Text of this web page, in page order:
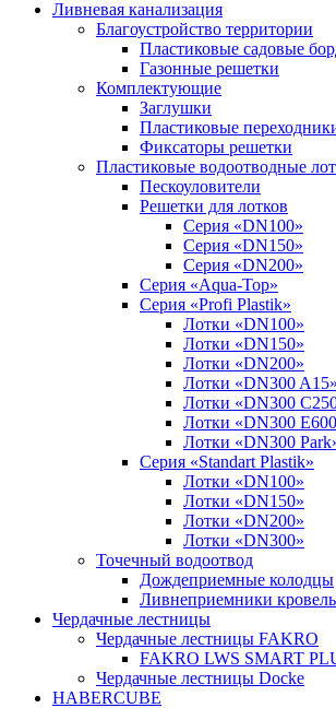
Ливневая канализация
Благоустройство территории
Пластиковые садовые
Газонные решетки
Комплектующие
Заглушки
Пластиковые
Фиксаторы решетки
Пластиковые водоотводные
Пескоуловители
Решетки для лотков
Серия «DN100»
Серия «DN150»
Серия «DN200»
Серия «Aqua-Top»
Серия «Profi Plastik»
Лотки «DN100»
Лотки «DN150»
Лотки «DN200»
Лотки «DN300 A15»
Лотки «DN300
Лотки «DN300
Лотки «DN300
Серия «Standart Plastik»
Лотки «DN100»
Лотки «DN150»
Лотки «DN200»
Лотки «DN300»
Точечный водоотвод
Дождеприемные колодцы
Ливнеприемники
Чердачные лестницы
Чердачные лестницы FAKRO
FAKRO LWS SMART
Чердачные лестницы Docke
HABERCUBE